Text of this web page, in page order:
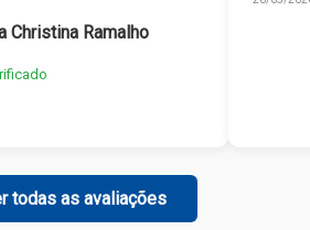
Christina Ramalho
todas as avaliações